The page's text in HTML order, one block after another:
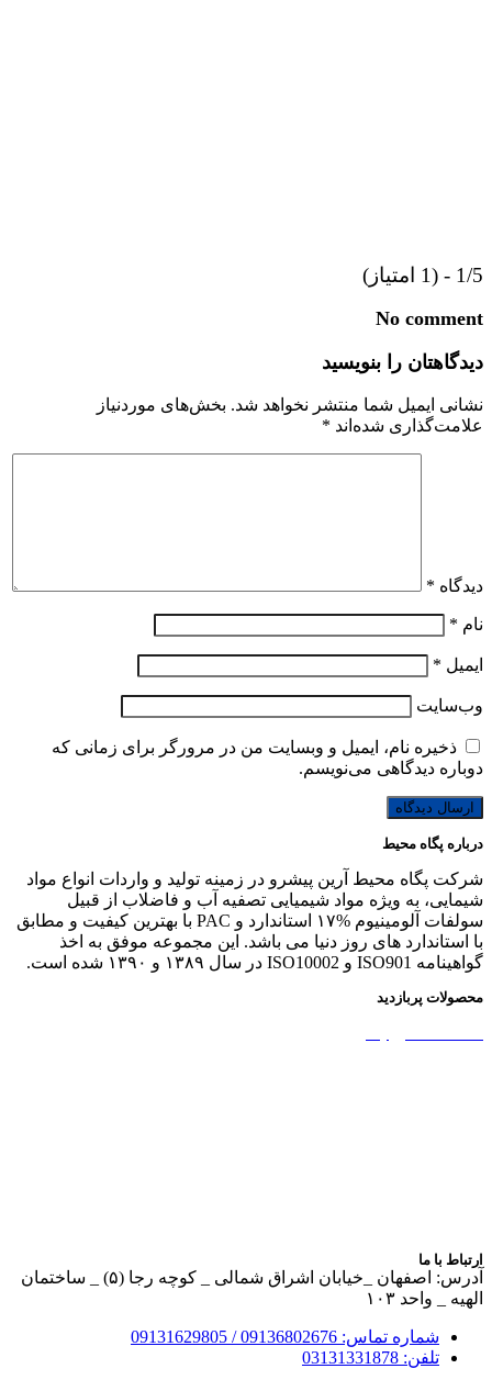
1/5 - (1 امتیاز)
No comment
دیدگاهتان را بنویسید
نشانی ایمیل شما منتشر نخواهد شد. بخش‌های موردنیاز
علامت‌گذاری شده‌اند *
دیدگاه *
نام *
ایمیل *
وب‌سایت
ذخیره نام، ایمیل و وبسایت من در مرورگر برای زمانی که
دوباره دیدگاهی می‌نویسم.
درباره پگاه محیط
شرکت پگاه محیط آرین پیشرو در زمینه تولید و واردات انواع مواد
شیمایی، به ویژه مواد شیمیایی تصفیه آب و فاضلاب از قبیل
سولفات آلومینیوم %۱۷ استاندارد و PAC با بهترین کیفیت و مطابق
با استاندارد های روز دنیا می باشد. این مجموعه موفق به اخذ
گواهینامه ISO901 و ISO10002 در سال ۱۳۸۹ و ۱۳۹۰ شده است.
محصولات پربازدید
ارتباط با ما
آدرس: اصفهان _خیابان اشراق شمالی _ کوچه رجا (۵) _ ساختمان
الهیه _ واحد ۱۰۳
شماره تماس: 09136802676 / 09131629805
تلفن: 03131331878